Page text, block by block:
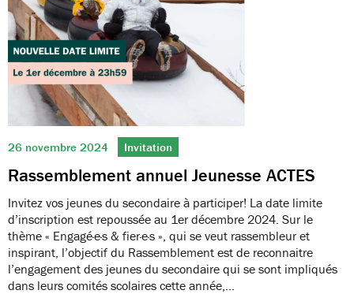
26 novembre 2024 Invitation
Rassemblement annuel Jeunesse ACTES
Invitez vos jeunes du secondaire à participer! La date limite
d’inscription est repoussée au 1er décembre 2024. Sur le
thème « Engagé·e·s & fier·e·s », qui se veut rassembleur et
inspirant, l’objectif du Rassemblement est de reconnaitre
l’engagement des jeunes du secondaire qui se sont impliqués
dans leurs comités scolaires cette année,…